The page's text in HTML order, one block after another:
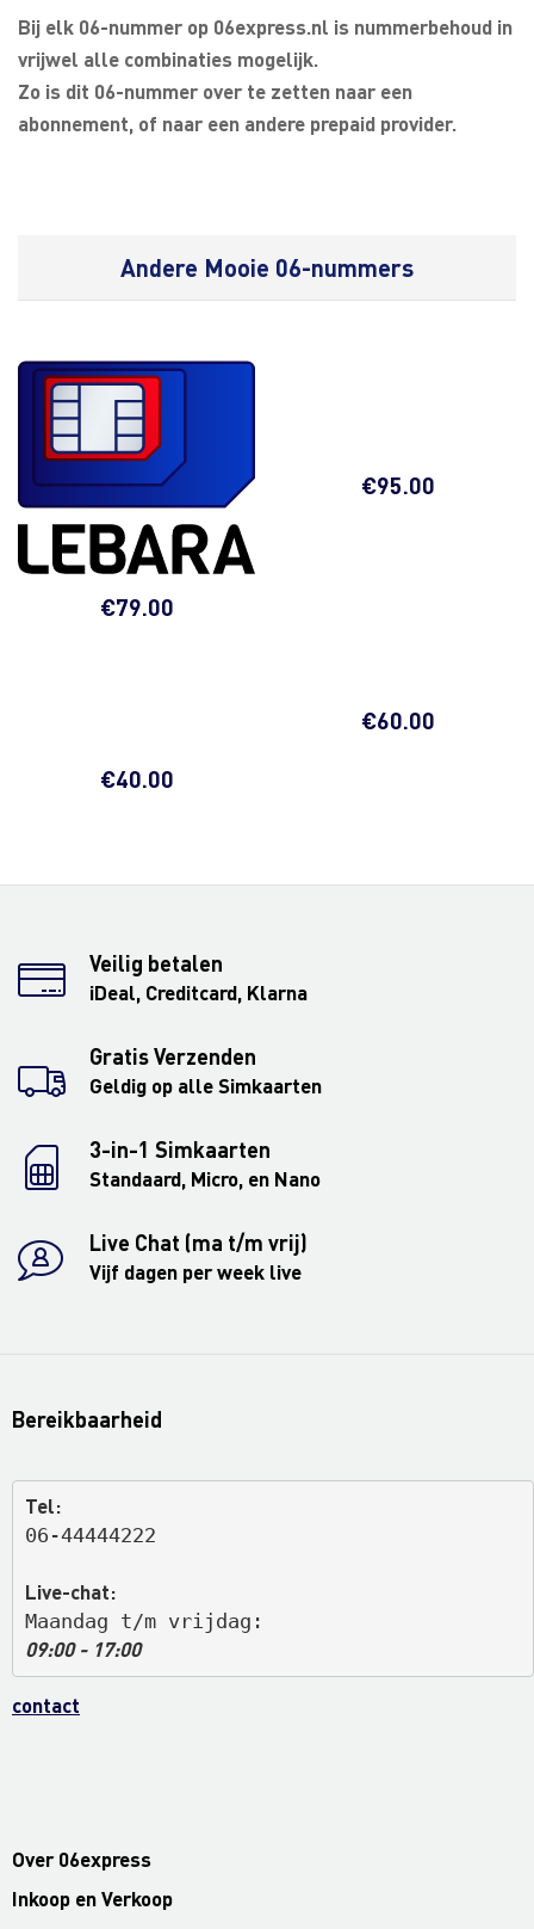
Bij elk 06-nummer op 06express.nl is nummerbehoud in
vrijwel alle combinaties mogelijk.
Zo is dit 06-nummer over te zetten naar een
abonnement, of naar een andere prepaid provider.
Andere Mooie 06-nummers
€79.00
€95.00
€40.00
€60.00
Veilig betalen
iDeal, Creditcard, Klarna
Gratis Verzenden
Geldig op alle Simkaarten
3-in-1 Simkaarten
Standaard, Micro, en Nano
Live Chat (ma t/m vrij)
Vijf dagen per week live
Bereikbaarheid
Tel:
06-44444222
Live-chat:
Maandag t/m vrijdag:
09:00 - 17:00
contact
Over 06express
Inkoop en Verkoop